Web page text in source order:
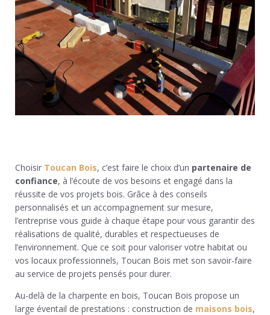
Choisir Toucan Bois, c’est faire le choix d’un partenaire de
confiance, à l’écoute de vos besoins et engagé dans la
réussite de vos projets bois. Grâce à des conseils
personnalisés et un accompagnement sur mesure,
l’entreprise vous guide à chaque étape pour vous garantir des
réalisations de qualité, durables et respectueuses de
l’environnement. Que ce soit pour valoriser votre habitat ou
vos locaux professionnels, Toucan Bois met son savoir-faire
au service de projets pensés pour durer.
Au-delà de la charpente en bois, Toucan Bois propose un
large éventail de prestations : construction de maisons bois,